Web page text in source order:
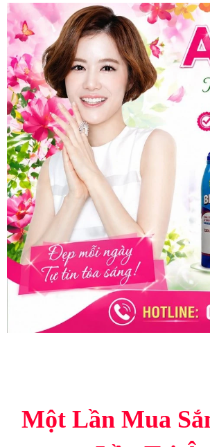
Một Lần Mua